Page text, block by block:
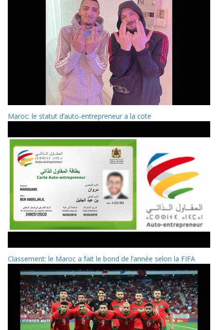
Maroc: le statut d’auto-entrepreneur a la cote
Classement: le Maroc a fait le bond de l’année selon la FIFA